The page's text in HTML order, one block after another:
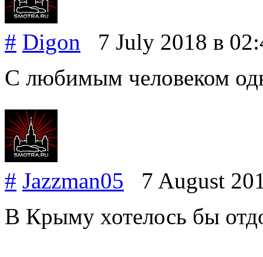
# Digon 7 July 2018 в
С любимым человеком
# Jazzman05 7 August
В Крыму хотелось бы